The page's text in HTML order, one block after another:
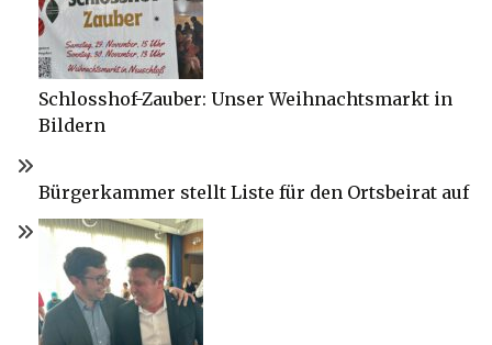
Schlosshof-Zauber: Unser Weihnachtsmarkt in
Bildern
Bürgerkammer stellt Liste für den Ortsbeirat auf